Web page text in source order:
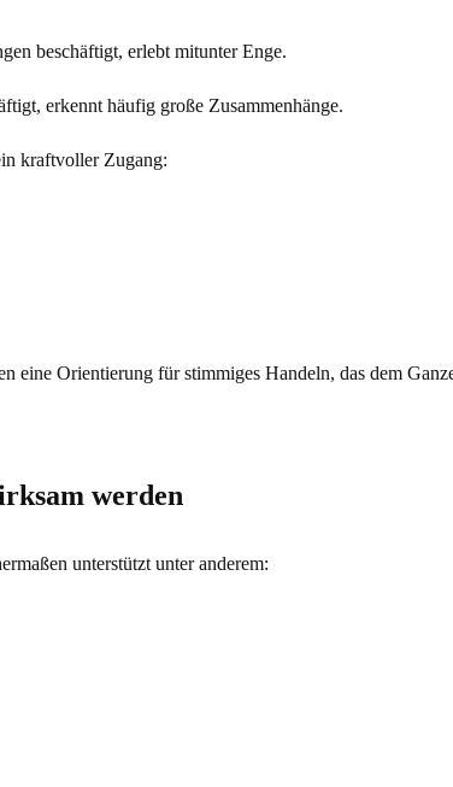
beschäftigt, erlebt mitunter Enge.
erkennt häufig große Zusammenhänge.
kraftvoller Zugang:
eine Orientierung für stimmiges Handeln, das dem
werden
unterstützt unter anderem: